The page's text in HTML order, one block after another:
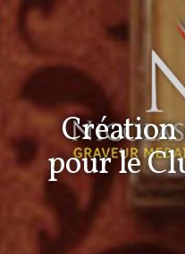
Création
pour le
Accueil
Travaux
Événements
Nicolas
La Gravure